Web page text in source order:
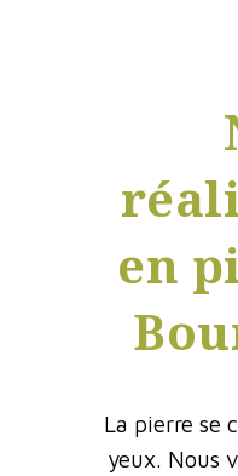
en
La pierre se
yeux. Nous